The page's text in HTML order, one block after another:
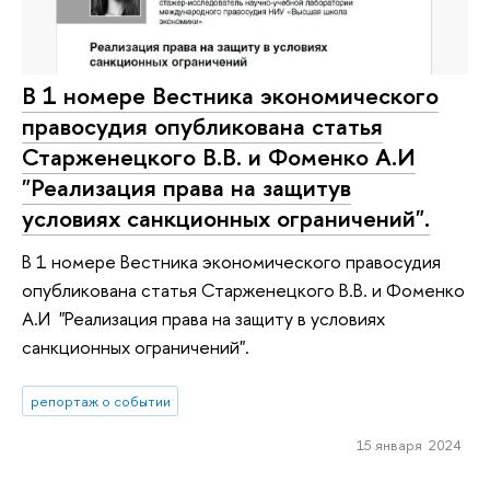
В 1 номере Вестника экономического
правосудия опубликована статья
Старженецкого В.В. и Фоменко А.И
"Реализация права на защитув
условиях санкционных ограничений".
В 1 номере Вестника экономического правосудия
опубликована статья Старженецкого В.В. и Фоменко
А.И "Реализация права на защиту в условиях
санкционных ограничений".
репортаж о событии
15 января 2024